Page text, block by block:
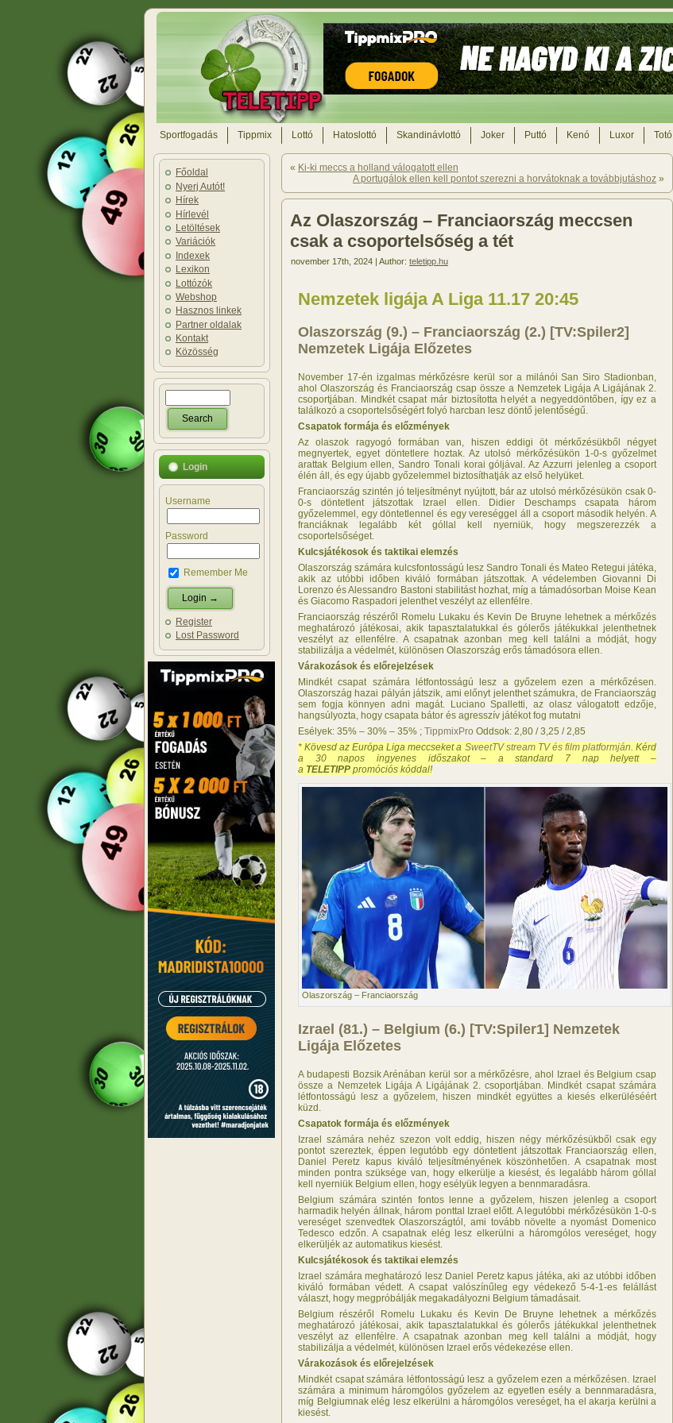
Sportfogadás Tippmix Lottó Hatoslottó Skandinávlottó Joker Puttó Kenó Luxor Totó
Főoldal
Nyerj Autót!
Hírek
Hírlevél
Letöltések
Variációk
Indexek
Lexikon
Lottózók
Webshop
Hasznos linkek
Partner oldalak
Kontakt
Közösség
Login
Username
Password
Remember Me
Register
Lost Password
« Ki-ki meccs a holland válogatott ellen
A portugálok ellen kell pontot szerezni a horvátoknak a továbbjutáshoz »
Az Olaszország – Franciaország meccsen
csak a csoportelsőség a tét
november 17th, 2024 | Author: teletipp.hu
Nemzetek ligája A Liga 11.17 20:45
Olaszország (9.) – Franciaország (2.) [TV:Spiler2]
Nemzetek Ligája Előzetes
November 17-én izgalmas mérkőzésre kerül sor a milánói San Siro Stadionban,
ahol Olaszország és Franciaország csap össze a Nemzetek Ligája A Ligájának 2.
csoportjában. Mindkét csapat már biztosította helyét a negyeddöntőben, így ez a
találkozó a csoportelsőségért folyó harcban lesz döntő jelentőségű.
Csapatok formája és előzmények
Az olaszok ragyogó formában van, hiszen eddigi öt mérkőzésükből négyet
megnyertek, egyet döntetlere hoztak. Az utolsó mérkőzésükön 1-0-s győzelmet
arattak Belgium ellen, Sandro Tonali korai góljával. Az Azzurri jelenleg a csoport
élén áll, és egy újabb győzelemmel biztosíthatják az első helyüket.
Franciaország szintén jó teljesítményt nyújtott, bár az utolsó mérkőzésükön csak 0-
0-s döntetlent játszottak Izrael ellen. Didier Deschamps csapata három
győzelemmel, egy döntetlennel és egy vereséggel áll a csoport második helyén. A
franciáknak legalább két góllal kell nyerniük, hogy megszerezzék a
csoportelsőséget.
Kulcsjátékosok és taktikai elemzés
Olaszország számára kulcsfontosságú lesz Sandro Tonali és Mateo Retegui játéka,
akik az utóbbi időben kiváló formában játszottak. A védelemben Giovanni Di
Lorenzo és Alessandro Bastoni stabilitást hozhat, míg a támadósorban Moise Kean
és Giacomo Raspadori jelenthet veszélyt az ellenfélre.
Franciaország részéről Romelu Lukaku és Kevin De Bruyne lehetnek a mérkőzés
meghatározó játékosai, akik tapasztalatukkal és gólerős játékukkal jelenthetnek
veszélyt az ellenfélre. A csapatnak azonban meg kell találni a módját, hogy
stabilizálja a védelmét, különösen Olaszország erős támadósora ellen.
Várakozások és előrejelzések
Mindkét csapat számára létfontosságú lesz a győzelem ezen a mérkőzésen.
Olaszország hazai pályán játszik, ami előnyt jelenthet számukra, de Franciaország
sem fogja könnyen adni magát. Luciano Spalletti, az olasz válogatott edzője,
hangsúlyozta, hogy csapata bátor és agresszív játékot fog mutatni
Esélyek: 35% – 30% – 35% ; TippmixPro Oddsok: 2,80 / 3,25 / 2,85
* Kövesd az Európa Liga meccseket a SweetTV stream TV és film platformján. Kérd
a 30 napos ingyenes időszakot – a standard 7 nap helyett –
a TELETIPP promóciós kóddal!
Olaszország – Franciaország
Izrael (81.) – Belgium (6.) [TV:Spiler1] Nemzetek
Ligája Előzetes
A budapesti Bozsik Arénában kerül sor a mérkőzésre, ahol Izrael és Belgium csap
össze a Nemzetek Ligája A Ligájának 2. csoportjában. Mindkét csapat számára
létfontosságú lesz a győzelem, hiszen mindkét együttes a kiesés elkerüléséért
küzd.
Csapatok formája és előzmények
Izrael számára nehéz szezon volt eddig, hiszen négy mérkőzésükből csak egy
pontot szereztek, éppen legutóbb egy döntetlent játszottak Franciaország ellen,
Daniel Peretz kapus kiváló teljesítményének köszönhetően. A csapatnak most
minden pontra szüksége van, hogy elkerülje a kiesést, és legalább három góllal
kell nyerniük Belgium ellen, hogy esélyük legyen a bennmaradásra.
Belgium számára szintén fontos lenne a győzelem, hiszen jelenleg a csoport
harmadik helyén állnak, három ponttal Izrael előtt. A legutóbbi mérkőzésükön 1-0-s
vereséget szenvedtek Olaszországtól, ami tovább növelte a nyomást Domenico
Tedesco edzőn. A csapatnak elég lesz elkerülni a háromgólos vereséget, hogy
elkerüljék az automatikus kiesést.
Kulcsjátékosok és taktikai elemzés
Izrael számára meghatározó lesz Daniel Peretz kapus játéka, aki az utóbbi időben
kiváló formában védett. A csapat valószínűleg egy védekező 5-4-1-es felállást
választ, hogy megpróbálják megakadályozni Belgium támadásait.
Belgium részéről Romelu Lukaku és Kevin De Bruyne lehetnek a mérkőzés
meghatározó játékosai, akik tapasztalatukkal és gólerős játékukkal jelenthetnek
veszélyt az ellenfélre. A csapatnak azonban meg kell találni a módját, hogy
stabilizálja a védelmét, különösen Izrael erős védekezése ellen.
Várakozások és előrejelzések
Mindkét csapat számára létfontosságú lesz a győzelem ezen a mérkőzésen. Izrael
számára a minimum háromgólos győzelem az egyetlen esély a bennmaradásra,
míg Belgiumnak elég lesz elkerülni a háromgólos vereséget, ha el akarja kerülni a
kiesést.